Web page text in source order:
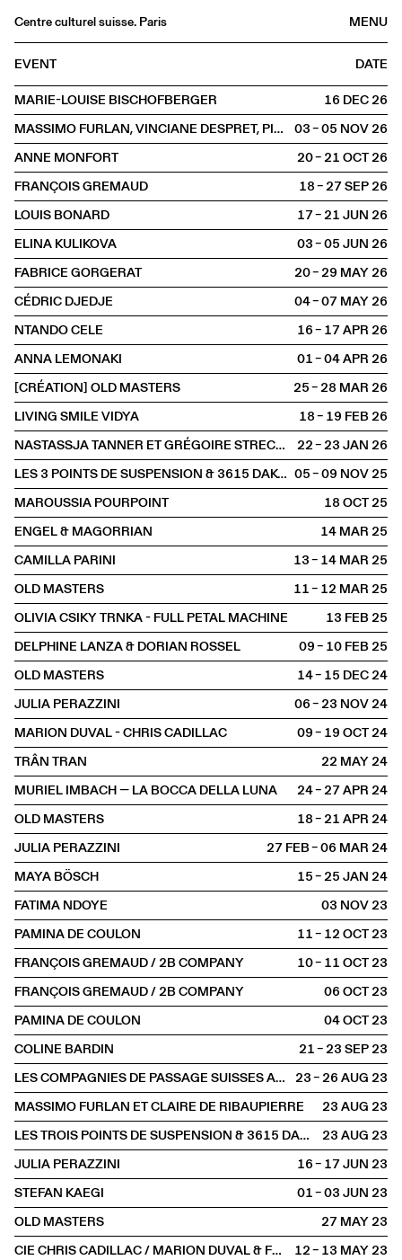
MENU
Centre culturel suisse. Paris
Agenda
Bookshop
Buvette
Archives
Medias
Publications
About
FR/EN
SCENE Theatre
EVENT
DATE
MARIE-LOUISE BISCHOFBERGER
16 DEC2026
MASSIMO FURLAN, VINCIANE DESPRET, PIERRE-OLIVIER DITTMAR ET CLAIRE DE RIBAUPIERRE
03 – 05 NOV2026
ANNE MONFORT
20 – 21 OCT2026
FRANÇOIS GREMAUD
18 – 27 SEP2026
LOUIS BONARD
17 – 21 JUN2026
ELINA KULIKOVA
03 – 05 JUN2026
FABRICE GORGERAT
20 – 29 MAY2026
CÉDRIC DJEDJE
04 – 07 MAY2026
NTANDO CELE
16 – 17 APR2026
ANNA LEMONAKI
01 – 04 APR2026
[CRÉATION] OLD MASTERS
25 – 28 MAR2026
LIVING SMILE VIDYA
18 – 19 FEB2026
NASTASSJA TANNER ET GRÉGOIRE STRECKER
22 – 23 JAN2026
LES 3 POINTS DE SUSPENSION & 3615 DAKOTA 05 – 09 NOV2025
MAROUSSIA POURPOINT
18 OCT2025
ENGEL & MAGORRIAN
14 MAR2025
CAMILLA PARINI
13 – 14 MAR2025
OLD MASTERS
11 – 12 MAR2025
OLIVIA CSIKY TRNKA - FULL PETAL MACHINE
13 FEB2025
DELPHINE LANZA & DORIAN ROSSEL
09 – 10 FEB2025
OLD MASTERS
14 – 15 DEC2024
JULIA PERAZZINI
06 – 23 NOV2024
MARION DUVAL - CHRIS CADILLAC
09 – 19 OCT2024
TRÂN TRAN
22 MAY2024
MURIEL IMBACH — LA BOCCA DELLA LUNA
24 – 27 APR2024
OLD MASTERS
18 – 21 APR2024
JULIA PERAZZINI
27 FEB – 06 MAR2024
MAYA BÖSCH
15 – 25 JAN2024
FATIMA NDOYE
03 NOV2023
PAMINA DE COULON
11 – 12 OCT2023
FRANÇOIS GREMAUD / 2B COMPANY
10 – 11 OCT2023
FRANÇOIS GREMAUD / 2B COMPANY
06 OCT2023
PAMINA DE COULON
04 OCT2023
COLINE BARDIN
21 – 23 SEP2023
LES COMPAGNIES DE PASSAGE SUISSES AU FESTIVAL D'AURILLAC
23 – 26 AUG2023
MASSIMO FURLAN ET CLAIRE DE RIBAUPIERRE
23 AUG2023
LES TROIS POINTS DE SUSPENSION & 3615 DAKOTA
23 AUG2023
JULIA PERAZZINI
16 – 17 JUN2023
STEFAN KAEGI
01 – 03 JUN2023
OLD MASTERS
27 MAY2023
CIE CHRIS CADILLAC / MARION DUVAL & FLORIAN LEDUC
12 – 13 MAY2023